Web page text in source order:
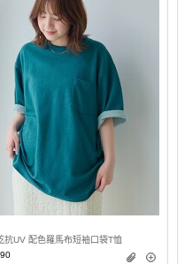
抗UV 配色羅馬布短袖口袋T恤